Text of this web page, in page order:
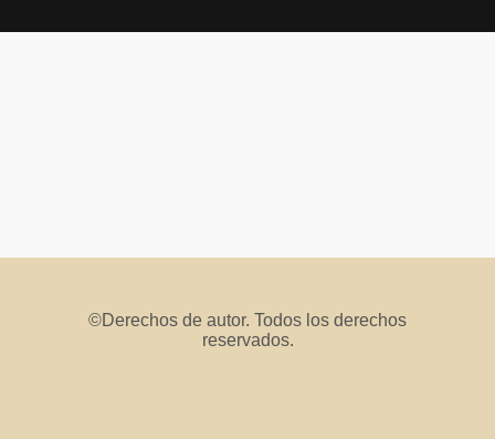
©Derechos de autor. Todos los derechos
reservados.